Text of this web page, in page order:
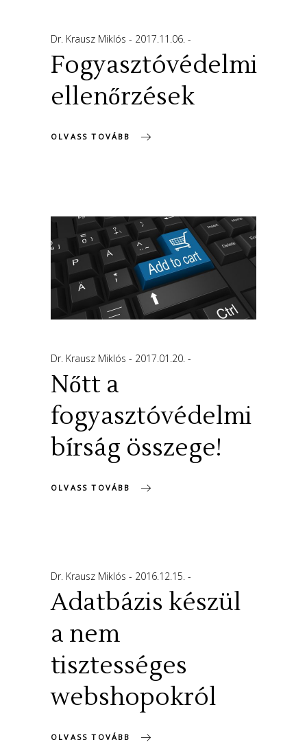
Dr. Krausz Miklós 2017.11.06.
Fogyasztóvédelmi
ellenőrzések
OLVASS TOVÁBB
Dr. Krausz Miklós 2017.01.20.
Nőtt a
fogyasztóvédelmi
bírság összege!
OLVASS TOVÁBB
Dr. Krausz Miklós 2016.12.15.
Adatbázis készül
a nem
tisztességes
webshopokról
OLVASS TOVÁBB